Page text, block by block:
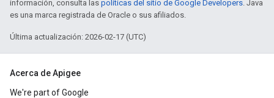
información, consulta las políticas del sitio de Google Developers. Java
es una marca registrada de Oracle o sus afiliados.
Última actualización: 2026-02-17 (UTC)
Acerca de Apigee
We're part of Google